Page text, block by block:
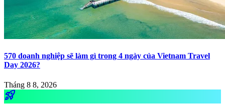
570 doanh nghiệp sẽ làm gì trong 4 ngày của Vietnam Travel
Day 2026?
Tháng 8 8, 2026
rocket_launch